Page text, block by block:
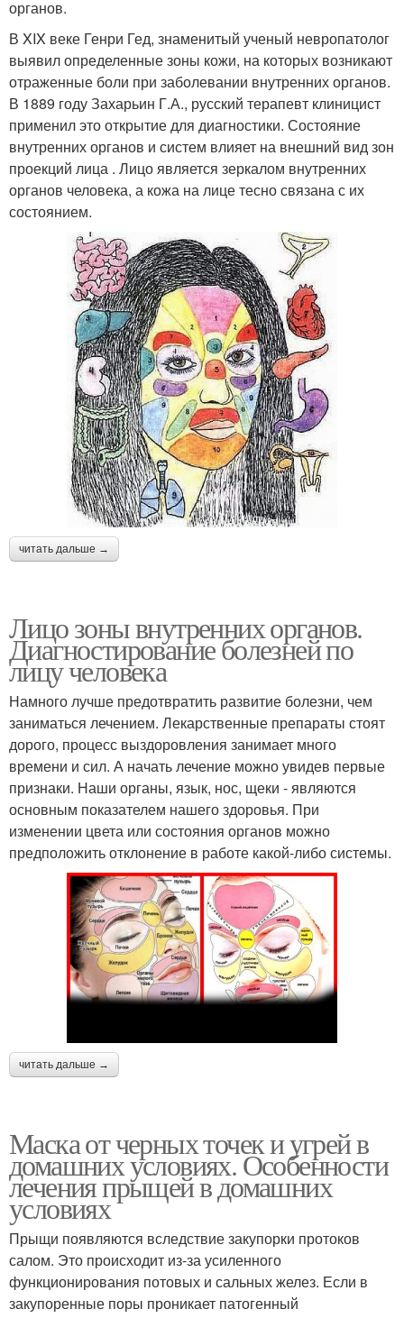
органов.
В XIX веке Генри Гед, знаменитый ученый невропатолог
выявил определенные зоны кожи, на которых возникают
отраженные боли при заболевании внутренних органов.
В 1889 году Захарьин Г.А., русский терапевт клиницист
применил это открытие для диагностики. Состояние
внутренних органов и систем влияет на внешний вид зон
проекций лица . Лицо является зеркалом внутренних
органов человека, а кожа на лице тесно связана с их
состоянием.
читать дальше →
Лицо зоны внутренних органов.
Диагностирование болезней по
лицу человека
Намного лучше предотвратить развитие болезни, чем
заниматься лечением. Лекарственные препараты стоят
дорого, процесс выздоровления занимает много
времени и сил. А начать лечение можно увидев первые
признаки. Наши органы, язык, нос, щеки - являются
основным показателем нашего здоровья. При
изменении цвета или состояния органов можно
предположить отклонение в работе какой-либо системы.
читать дальше →
Маска от черных точек и угрей в
домашних условиях. Особенности
лечения прыщей в домашних
условиях
Прыщи появляются вследствие закупорки протоков
салом. Это происходит из-за усиленного
функционирования потовых и сальных желез. Если в
закупоренные поры проникает патогенный